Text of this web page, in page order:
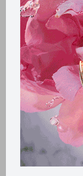
Zona de aplicación